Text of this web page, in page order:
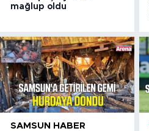
mağlup oldu
SAMSUN HABER